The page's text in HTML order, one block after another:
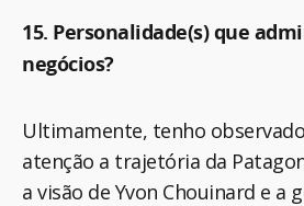
15. Personalidade(s) que
negócios?
Ultimamente, tenho
atenção a trajetória da
a visão de Yvon Chouinard e a